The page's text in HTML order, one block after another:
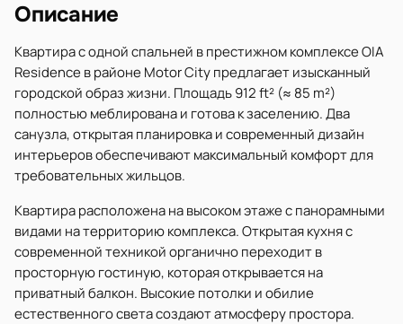
Описание
Квартира с одной спальней в престижном комплексе OIA
Residence в районе Motor City предлагает изысканный
городской образ жизни. Площадь 912 ft² (≈ 85 m²)
полностью меблирована и готова к заселению. Два
санузла, открытая планировка и современный дизайн
интерьеров обеспечивают максимальный комфорт для
требовательных жильцов.
Квартира расположена на высоком этаже с панорамными
видами на территорию комплекса. Открытая кухня с
современной техникой органично переходит в
просторную гостиную, которая открывается на
приватный балкон. Высокие потолки и обилие
естественного света создают атмосферу простора.